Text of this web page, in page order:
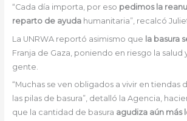
“Cada día importa, por eso pedimos la
reparto de ayudahumanitaria”, recalcó
La UNRWA reportó asimismo que la basura
Franja de Gaza, poniendo en riesgo la salud
gente.
“Muchas se ven obligados a vivir en tiendas
las pilas de basura”, detalló la Agencia,
que la cantidad de basura agudiza aún más